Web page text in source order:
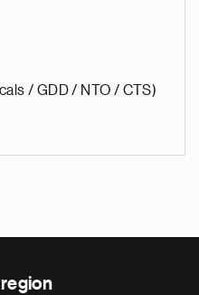
/ GDD / NTO / CTS)